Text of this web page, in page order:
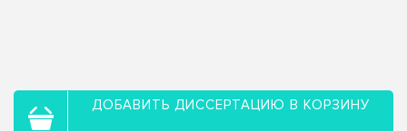
ДОБАВИТЬ ДИССЕРТАЦИЮ В КОРЗИНУ